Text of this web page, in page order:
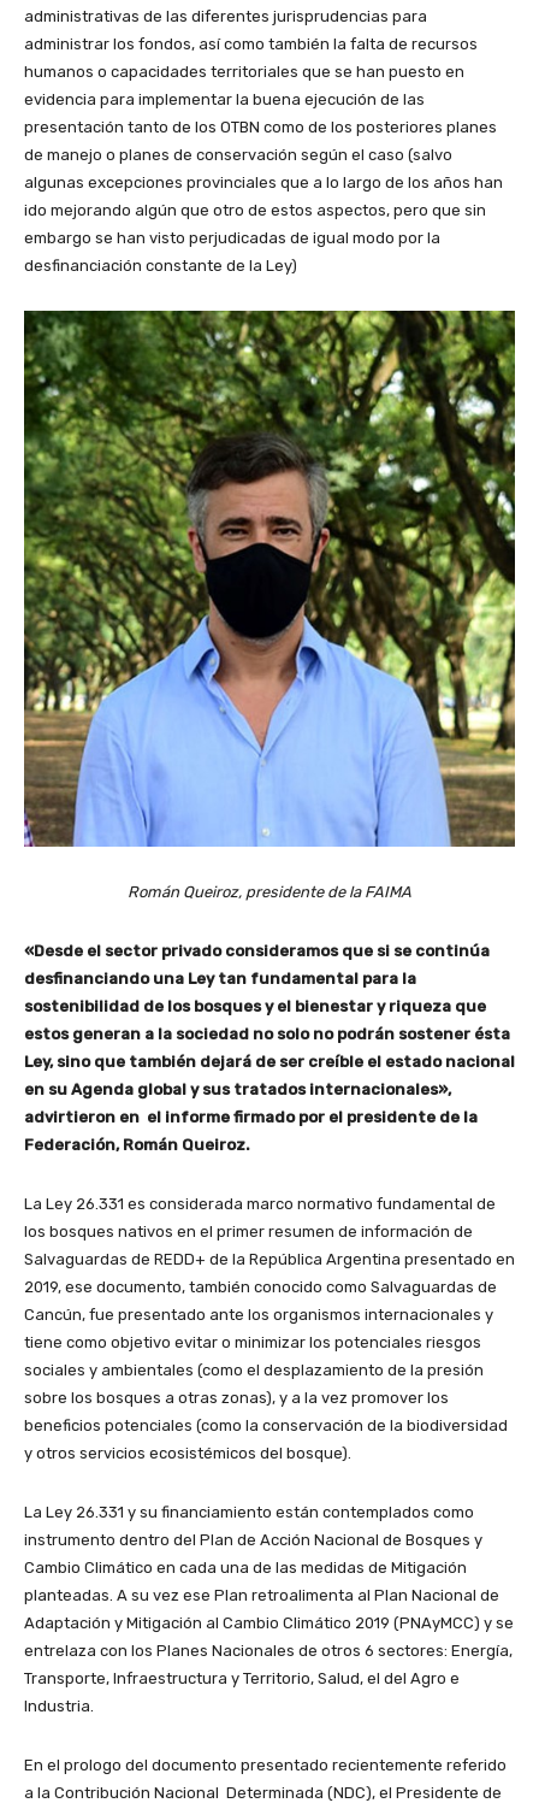
administrativas de las diferentes jurisprudencias para
administrar los fondos, así como también la falta de recursos
humanos o capacidades territoriales que se han puesto en
evidencia para implementar la buena ejecución de las
presentación tanto de los OTBN como de los posteriores planes
de manejo o planes de conservación según el caso (salvo
algunas excepciones provinciales que a lo largo de los años han
ido mejorando algún que otro de estos aspectos, pero que sin
embargo se han visto perjudicadas de igual modo por la
desfinanciación constante de la Ley)
Román Queiroz, presidente de la FAIMA
«Desde el sector privado consideramos que si se continúa
desfinanciando una Ley tan fundamental para la
sostenibilidad de los bosques y el bienestar y riqueza que
estos generan a la sociedad no solo no podrán sostener ésta
Ley, sino que también dejará de ser creíble el estado nacional
en su Agenda global y sus tratados internacionales»,
advirtieron en el informe firmado por el presidente de la
Federación, Román Queiroz.
La Ley 26.331 es considerada marco normativo fundamental de
los bosques nativos en el primer resumen de información de
Salvaguardas de REDD+ de la República Argentina presentado en
2019, ese documento, también conocido como Salvaguardas de
Cancún, fue presentado ante los organismos internacionales y
tiene como objetivo evitar o minimizar los potenciales riesgos
sociales y ambientales (como el desplazamiento de la presión
sobre los bosques a otras zonas), y a la vez promover los
beneficios potenciales (como la conservación de la biodiversidad
y otros servicios ecosistémicos del bosque).
La Ley 26.331 y su financiamiento están contemplados como
instrumento dentro del Plan de Acción Nacional de Bosques y
Cambio Climático en cada una de las medidas de Mitigación
planteadas. A su vez ese Plan retroalimenta al Plan Nacional de
Adaptación y Mitigación al Cambio Climático 2019 (PNAyMCC) y se
entrelaza con los Planes Nacionales de otros 6 sectores: Energía,
Transporte, Infraestructura y Territorio, Salud, el del Agro e
Industria.
En el prologo del documento presentado recientemente referido
a la Contribución Nacional Determinada (NDC), el Presidente de